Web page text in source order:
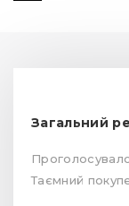
Загальний
Таємний